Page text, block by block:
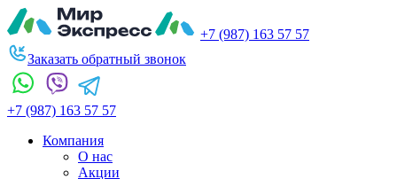
+7 (987) 163 57 57
Заказать обратный звонок
+7 (987) 163 57 57
Компания
О нас
Акции